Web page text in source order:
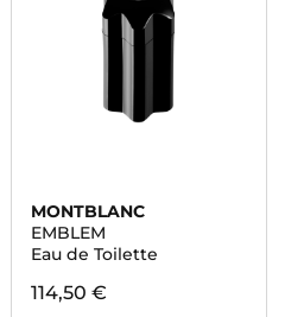
MONTBLANC
EMBLEM
Eau de Toilette
114,50 €